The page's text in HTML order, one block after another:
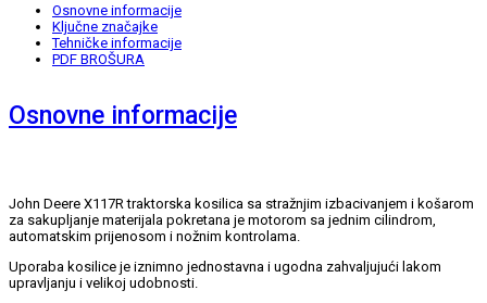
Osnovne informacije
Ključne značajke
Tehničke informacije
PDF BROŠURA
Osnovne informacije
John Deere X117R traktorska kosilica sa stražnjim izbacivanjem i košarom
za sakupljanje materijala pokretana je motorom sa jednim cilindrom,
automatskim prijenosom i nožnim kontrolama.
Uporaba kosilice je iznimno jednostavna i ugodna zahvaljujući lakom
upravljanju i velikoj udobnosti.